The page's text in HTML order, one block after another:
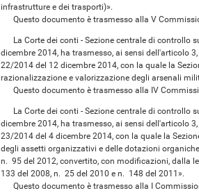
infrastrutture e dei trasporti)».
Questo documento è trasmesso alla V
La Corte dei conti - Sezione centrale di controllo
dicembre 2014, ha trasmesso, ai sensi dell'articolo
22/2014 del 12 dicembre 2014, con la quale la
razionalizzazione e valorizzazione degli arsenali
Questo documento è trasmesso alla IV
La Corte dei conti - Sezione centrale di controllo
dicembre 2014, ha trasmesso, ai sensi dell'articolo
23/2014 del 4 dicembre 2014, con la quale la
degli assetti organizzativi e delle dotazioni
n. 95 del 2012, convertito, con modificazioni, dalla
133 del 2008, n. 25 del 2010 e n. 148 del 2011».
Questo documento è trasmesso alla I